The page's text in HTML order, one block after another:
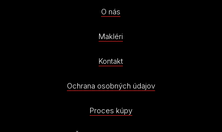
O nás
Makléri
Kontakt
Ochrana osobných údajov
Proces kúpy